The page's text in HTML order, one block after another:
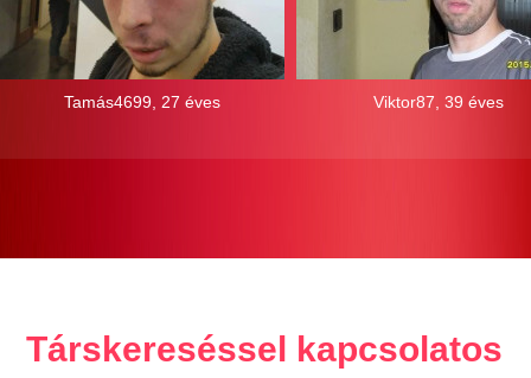
Tamás4699, 27 éves Viktor87, 39 éves
Társkereséssel kapcsolatos